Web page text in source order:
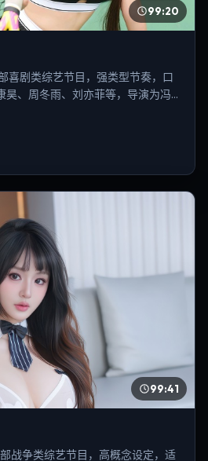
99:20
喜剧类综艺节目，强类型节奏，口
昊、周冬雨、刘亦菲等，导演为冯
99:41
战争类综艺节目，高概念设定，适